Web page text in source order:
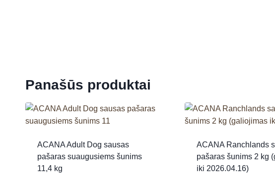
Panašūs produktai
ACANA Adult Dog sausas
pašaras suaugusiems šunims
11,4 kg
ACANA Ranchlands
pašaras šunims 2 kg
iki 2026.04.16)